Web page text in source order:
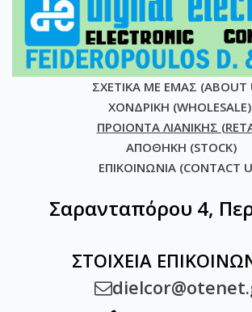
ΣΧΕΤΙΚΑ ΜΕ ΕΜΑΣ (ABOUT
ΧΟΝΔΡΙΚΗ (WHOLESALE)
ΠΡΟΙΟΝΤΑ ΛΙΑΝΙΚΗΣ
ΑΠΟΘΗΚΗ (STOCK)
ΕΠΙΚΟΙΝΩΝΙΑ (CONTACT
Σαρανταπόρου 4,
ΣΤΟΙΧΕΙΑ
